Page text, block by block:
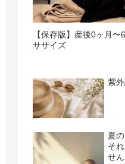
【保存版】産後0ヶ月
ササイズ
紫
夏
そ
せん